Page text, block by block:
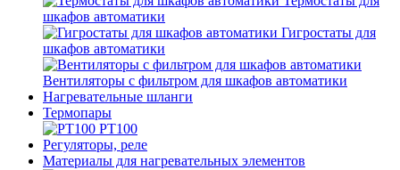
шкафов автоматики
Гигростаты для
шкафов автоматики
Вентиляторы с фильтром для шкафов автоматики
Нагревательные шланги
Термопары
PT100
Регуляторы, реле
Материалы для нагревательных элементов